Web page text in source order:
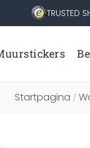
TRUSTED
Startpagina /